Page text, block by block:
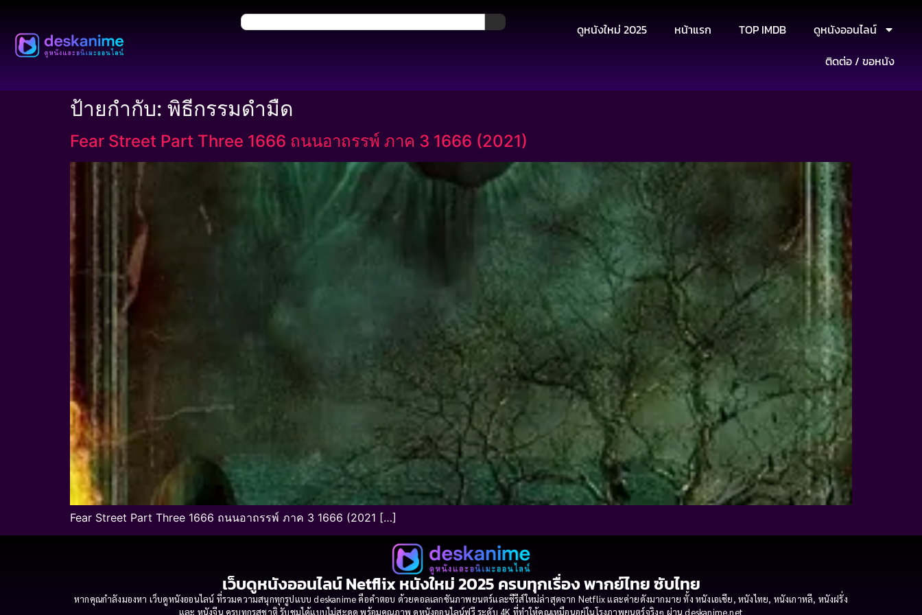
ดูหนังใหม่ 2025 หน้าแรก TOP IMDB
ดูหนังออนไลน์
ติดต่อ / ขอหนัง
ป้ายกำกับ: พิธีกรรมดำมืด
Fear Street Part Three 1666 ถนนอาถรรพ์ ภาค 3 1666 (2021)
Fear Street Part Three 1666 ถนนอาถรรพ์ ภาค 3 1666 (2021 […]
เว็บดูหนังออนไลน์ Netflix หนังใหม่ 2025 ครบทุกเรื่อง พากย์ไทย ซับไทย
หากคุณกำลังมองหา เว็บดูหนังออนไลน์ ที่รวมความสนุกทุกรูปแบบ deskanime คือคำตอบ ด้วยคอลเลกชันภาพยนตร์และซีรีส์ใหม่ล่าสุดจาก Netflix และค่ายดังมากมาย ทั้ง หนังเอเชีย, หนังไทย, หนังเกาหลี, หนังฝรั่ง
และ หนังจีน ครบทุกรสชาติ รับชมได้แบบไม่สะดุด พร้อมคุณภาพ ดูหนังออนไลน์ฟรี ระดับ 4K ที่ทำให้คุณเหมือนอยู่ในโรงภาพยนตร์จริงๆ ผ่าน deskanime.net